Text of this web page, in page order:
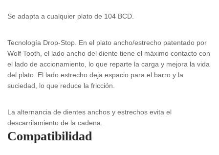
Se adapta a cualquier plato de 104 BCD.
Tecnología Drop-Stop. En el plato ancho/estrecho patentado por
Wolf Tooth, el lado ancho del diente tiene el máximo contacto con
el lado de accionamiento, lo que reparte la carga y mejora la vida
del plato. El lado estrecho deja espacio para el barro y la
suciedad, lo que reduce la fricción.
La alternancia de dientes anchos y estrechos evita el
descarrilamiento de la cadena.
Compatibilidad